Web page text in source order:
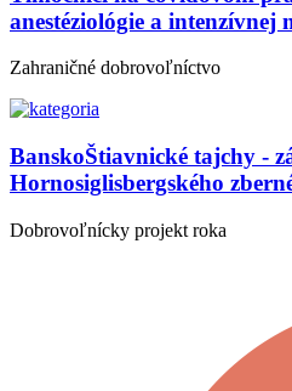
anestéziológie a intenzívnej
Zahraničné dobrovoľníctvo
BanskoŠtiavnické tajchy -
Hornosiglisbergského
Dobrovoľnícky projekt roka